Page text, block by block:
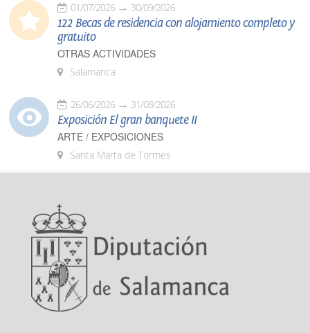
01/07/2026 30/09/2026
122 Becas de residencia con alojamiento completo y
gratuito
OTRAS ACTIVIDADES
Salamanca
26/06/2026 31/08/2026
Exposición El gran banquete II
ARTE / EXPOSICIONES
Santa Marta de Tormes